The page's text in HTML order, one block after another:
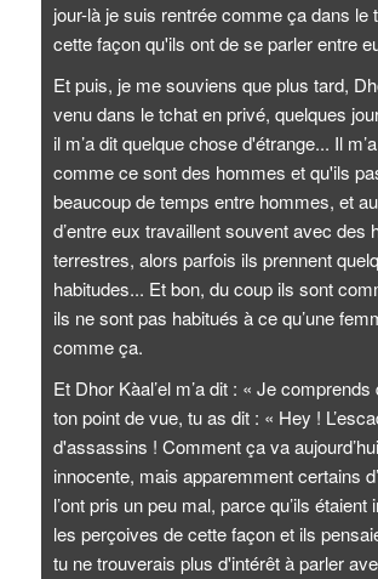
jour-là je suis rentrée comme ça dans le
cette façon qu'ils ont de se parler entre
Et puis, je me souviens que plus tard,
venu dans le tchat en privé, quelques
il m’a dit quelque chose d'étrange... Il
comme ce sont des hommes et qu'ils
beaucoup de temps entre hommes, et
d’entre eux travaillent souvent avec des
terrestres, alors parfois ils prennent
habitudes... Et bon, du coup ils sont
ils ne sont pas habitués à ce qu’une
comme ça.
Et Dhor Kàal’el m’a dit : « Je comprends
ton point de vue, tu as dit : « Hey !
d'assassins ! Comment ça va
innocente, mais apparemment certains
l’ont pris un peu mal, parce qu’ils étaient
les perçoives de cette façon et ils
tu ne trouverais plus d'intérêt à parler